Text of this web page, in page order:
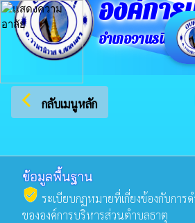
องค์การ
อำเภอวานรนิวา
arrow_back_ios กลับเมนูหลัก
ข้อมูลพื้นฐาน
verified_user ระเบียบกฏหมายที่เกี่ยงข้องกับการ
ขององค์การบริหารส่วนตำบลธาตุ